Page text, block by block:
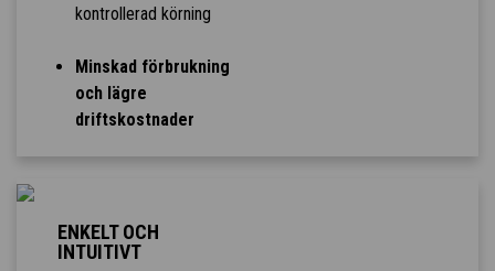
kontrollerad körning
Minskad förbrukning
och lägre
driftskostnader
ENKELT OCH
INTUITIVT